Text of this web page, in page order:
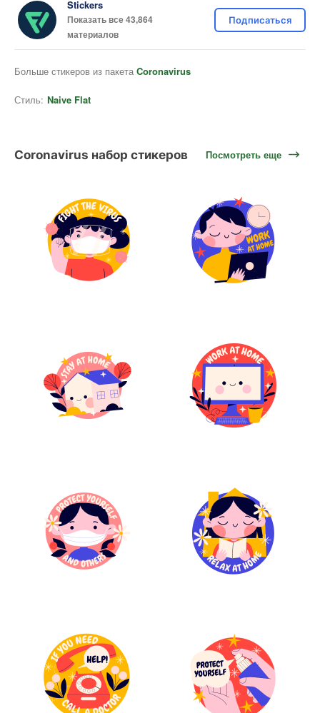
Stickers
Показать все 43,864
материалов
Подписаться
Больше стикеров из пакета Coronavirus
Стиль: Naive Flat
Coronavirus набор стикеров Посмотреть еще